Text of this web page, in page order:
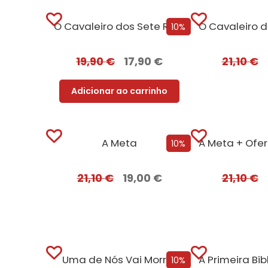
10%
O Cavaleiro dos Sete Reinos [Nova Edição]
19,90€ 17,90 €
Adicionar ao carrinho
21,10€
10%
A Meta
21,10€ 19,00 € 21,10€
10%
Uma de Nós Vai Morrer